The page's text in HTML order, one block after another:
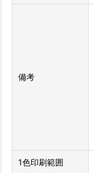
備考
1色印刷範囲